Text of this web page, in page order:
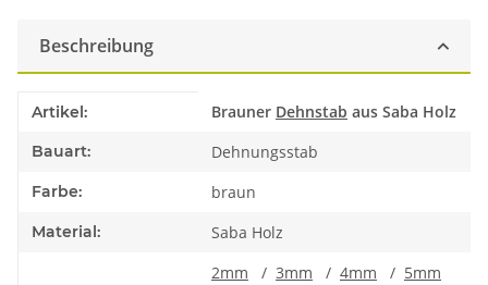
Beschreibung
Produkteigenschaft
Wert
Artikel: Brauner Dehnstab aus Saba Holz
Bauart: Dehnungsstab
Farbe: braun
Material: Saba Holz
2mm / 3mm / 4mm / 5mm